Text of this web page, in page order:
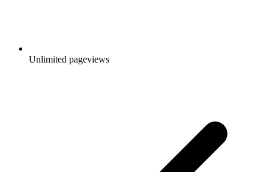
Unlimited pageviews